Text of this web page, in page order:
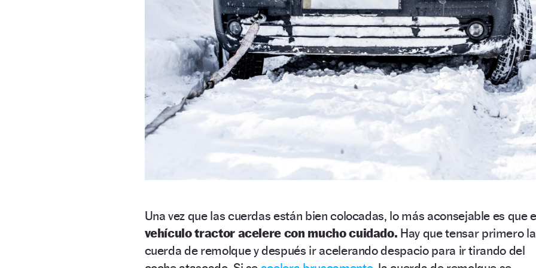
Una vez que las cuerdas están bien colocadas, lo más aconsejable es que
vehículo tractor acelere con mucho cuidado. Hay que tensar primero la
cuerda de remolque y después ir acelerando despacio para ir tirando del